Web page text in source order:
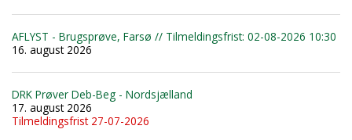
AFLYST - Brugsprøve, Farsø // Tilmeldingsfrist: 02-08-2026 10:30
16. august 2026
DRK Prøver Deb-Beg - Nordsjælland
17. august 2026
Tilmeldingsfrist 27-07-2026